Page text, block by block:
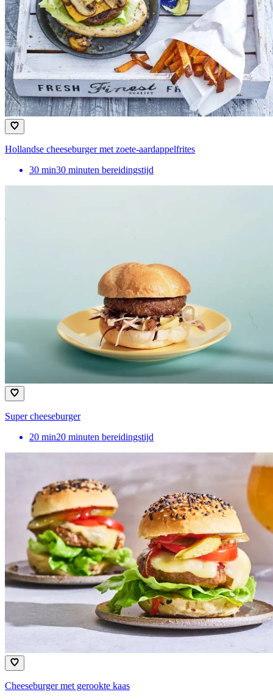
Hollandse cheeseburger met zoete-aardappelfrites
30 min30 minuten bereidingstijd
Super cheeseburger
20 min20 minuten bereidingstijd
Cheeseburger met gerookte kaas